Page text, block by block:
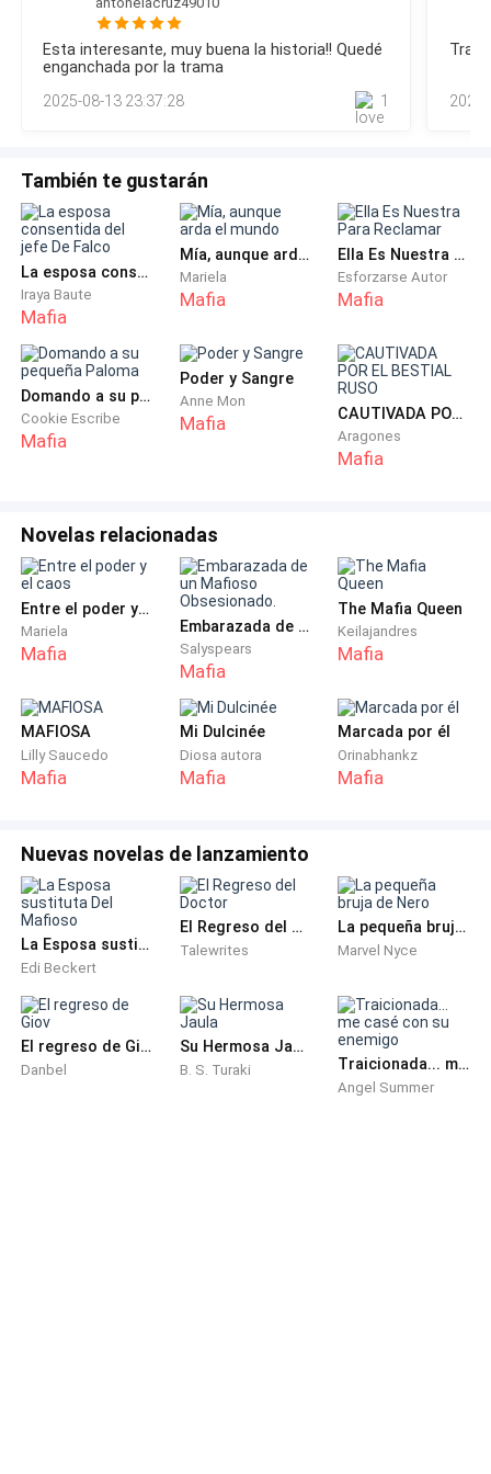
Este libro contiene escenas delicadas como
Manipulacion de Drogas
Violencia
Sangre
Muerte
Y entre mas cosas
Si deseas leer este libro esta bajo tu responsabilidad
—No te pido ni tu apellido, ni tu dinero, ni tu
medula osea para que ella se salve—la voz me tiembla
—es una niña... Una hermosa niña de solo cuatro años
que desea salir a los parques y correr. Te pido que me
ayudes y prometo dejarte en paz.
Sus ojos azulados me examinan mientras analizaba la
informacion que le entregaba, puedo notar como
traga varias veces sin saber que decirme.
—¿Por que a mi? ¿Donde esta su padre?—pregunta
hematomas y Mattheo gruñe-Princesa, ¿Alguien en la
guardería te ha tocado?-pregunta Mattheo a Emilia-Ño-¿Te
has caído?-miro a mi hija-Ño mamiTérmino de vestirla
bastante preocupada mientras que Mattheo hacía unas
llamadas, cargo a mi hija
Esta interesante, muy buena la historia!! Quedé
enganchada por la trama
2025-08-13 23:37:28
1
También te gustarán
La esposa consentida del jefe De Falco
Iraya Baute
Mafia
Mía, aunque arda el mundo
Mariela
Mafia
Ella Es Nuestra Para Reclamar
Esforzarse Autor
Mafia
Domando a su pequeña Paloma
Cookie Escribe
Mafia
Poder y Sangre
Anne Mon
Mafia CAUTIVADA POR EL BESTIAL RUSO
Aragones
Mafia
Novelas relacionadas
Entre el poder y el caos
Mariela
Mafia
Embarazada de un Mafioso Obsesionado.
Salyspears
Mafia
The Mafia Queen
Keilajandres
Mafia
MAFIOSA
Lilly Saucedo
Mafia
Mi Dulcinée
Diosa autora
Mafia
Marcada por él
Orinabhankz
Mafia
Nuevas novelas de lanzamiento
La Esposa sustituta Del Mafioso
Edi Beckert
El Regreso del Doctor
Talewrites
La pequeña bruja de Nero
Marvel Nyce
El regreso de Giov
Danbel
Su Hermosa Jaula
B. S. Turaki Traicionada... me casé con su enemigo
Angel Summer